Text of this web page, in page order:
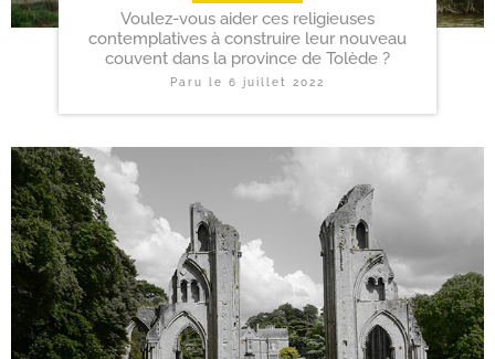
Voulez-vous aider ces religieuses
contemplatives à construire leur nouveau
couvent dans la province de Tolède ?
Paru le 6 juillet 2022